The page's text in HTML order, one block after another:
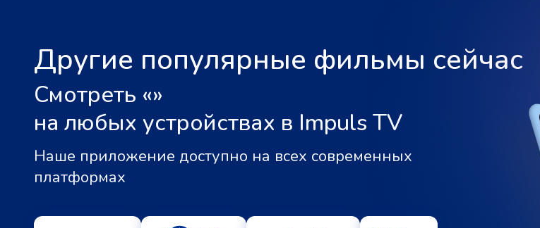
Другие популярные фильмы сейчас
Смотреть «»
на любых устройствах в Impuls TV
Наше приложение доступно на всех современных
платформах